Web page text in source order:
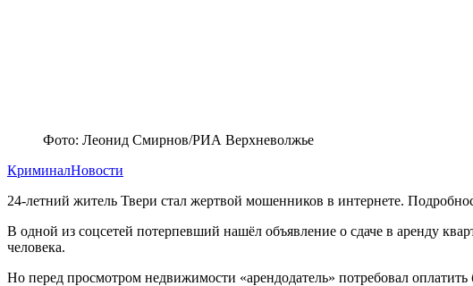
Фото: Леонид Смирнов/РИА Верхневолжье
КриминалНовости
24-летний житель Твери стал жертвой мошенников в интернете.
В одной из соцсетей потерпевший нашёл объявление о сдаче в аренду
человека.
Но перед просмотром недвижимости «арендодатель» потребовал